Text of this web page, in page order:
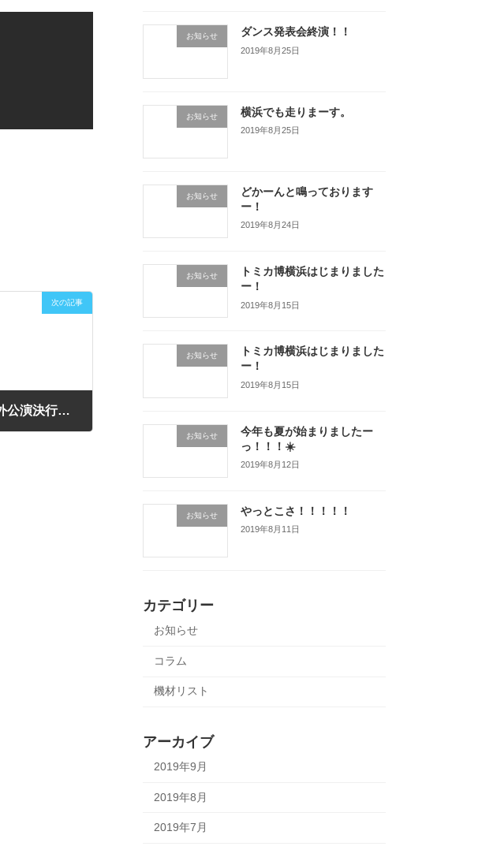
次の記事
岩清水八幡宮も大雨の中、野外公演決行いたしました！
お知らせ ダンス発表会終演！！
2019年8月25日
お知らせ 横浜でも走りまーす。
2019年8月25日
お知らせ
どかーんと鳴っております
ー！
2019年8月24日
お知らせ
トミカ博横浜はじまりました
ー！
2019年8月15日
お知らせ
トミカ博横浜はじまりました
ー！
2019年8月15日
お知らせ
今年も夏が始まりましたー
っ！！！☀️
2019年8月12日
お知らせ やっとこさ！！！！！
2019年8月11日
カテゴリー
お知らせ
コラム
機材リスト
アーカイブ
2019年9月
2019年8月
2019年7月